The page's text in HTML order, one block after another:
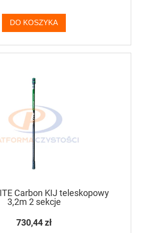
DO KOSZYKA
Carbon KIJ teleskopowy
3,2m 2 sekcje
730,44 zł